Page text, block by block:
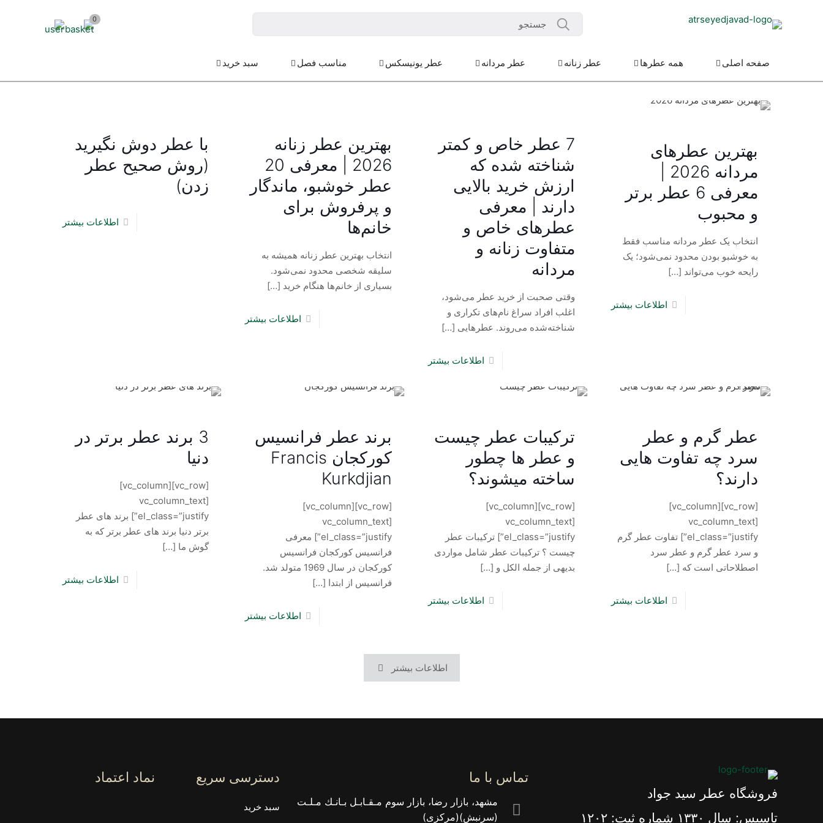
0
صفحه اصلی همه عطرها عطر زنانه عطر مردانه عطر یونیسکس مناسب فصل سبد خرید
بهترین عطرهای
معرفی 6 عطر برتر
و محبوب
انتخاب یک عطر مردانه مناسب فقط
به خوشبو بودن محدود نمی‌شود؛ یک
رایحه خوب می‌تواند […]
اطلاعات بیشتر
7 عطر خاص و کمتر
شناخته شده که
ارزش خرید بالایی
دارند | معرفی
عطرهای خاص و
متفاوت زنانه و
مردانه
وقتی صحبت از خرید عطر می‌شود،
اغلب افراد سراغ نام‌های تکراری و
شناخته‌شده می‌روند. عطرهایی […]
اطلاعات بیشتر
بهترین عطر زنانه
2026 | معرفی 20
عطر خوشبو، ماندگار
و پرفروش برای
خانم‌ها
انتخاب بهترین عطر زنانه همیشه به
سلیقه شخصی محدود نمی‌شود.
بسیاری از خانم‌ها هنگام خرید […]
اطلاعات بیشتر
با عطر دوش نگیرید
(روش صحیح عطر
زدن)
اطلاعات بیشتر
عطر گرم و عطر
سرد چه تفاوت هایی
دارند؟
[vc_row][vc_column]
[vc_column_text
el_class=”justify”] تفاوت عطر گرم
و سرد عطر گرم و عطر سرد
اصطلاحاتی است که […]
اطلاعات بیشتر
ترکیبات عطر چیست
و عطر ها چطور
ساخته میشوند؟
[vc_row][vc_column]
[vc_column_text
el_class=”justify”] ترکیبات عطر
چیست ؟ ترکیبات عطر شامل مواردی
بدیهی از جمله الکل و […]
اطلاعات بیشتر
برند عطر فرانسیس
کورکجان Francis
Kurkdjian
[vc_row][vc_column]
[vc_column_text
el_class=”justify”] معرفی
فرانسیس کورکجان فرانسیس
کورکجان در سال 1969 متولد شد.
فرانسیس از ابتدا […]
اطلاعات بیشتر
3 برند عطر برتر در
دنیا
[vc_row][vc_column]
[vc_column_text
el_class=”justify”] برند های عطر
برتر دنیا برند های عطر برتر که به
گوش ما […]
اطلاعات بیشتر
اطلاعات بیشتر
فروشگاه عطر سید جواد
تاسیس: سال ١٣٣٠ شماره ثبت: ١٢٠٢
تماس با ما
مشهد، بازار رضا، بازار سوم مـقـابـل بـانـك مـلـت
(سرنبش)(مركزى)
دسترسی سریع
سبد خرید
نماد اعتماد